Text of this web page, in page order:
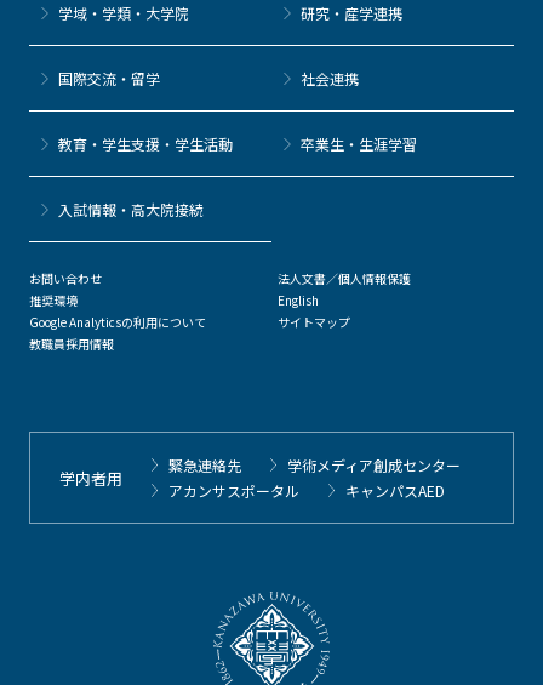
学域・学類・大学院 研究・産学連携
国際交流・留学 社会連携
教育・学生支援・学生活動 卒業生・生涯学習
⼊試情報・高大院接続
お問い合わせ
推奨環境
Google Analyticsの利用について
教職員採用情報
法人文書／個人情報保護
English
サイトマップ
学内者用
緊急連絡先
学術メディア創成センター
アカンサスポータル
キャンパスAED